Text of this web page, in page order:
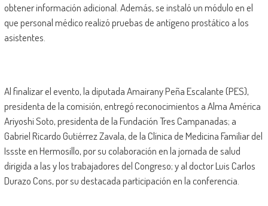
obtener información adicional. Además, se instaló un módulo en el
que personal médico realizó pruebas de antígeno prostático a los
asistentes.
Al finalizar el evento, la diputada Amairany Peña Escalante (PES),
presidenta de la comisión, entregó reconocimientos a Alma América
Ariyoshi Soto, presidenta de la Fundación Tres Campanadas; a
Gabriel Ricardo Gutiérrez Zavala, de la Clínica de Medicina Familiar del
Issste en Hermosillo, por su colaboración en la jornada de salud
dirigida a las y los trabajadores del Congreso; y al doctor Luis Carlos
Durazo Cons, por su destacada participación en la conferencia.